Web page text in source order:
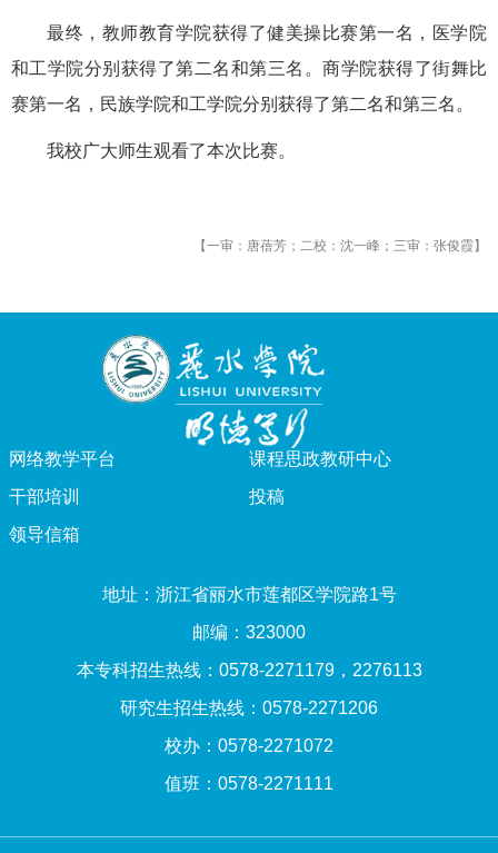
最终，教师教育学院获得了健美操比赛第一名，医学院
和工学院分别获得了第二名和第三名。商学院获得了街舞比
赛第一名，民族学院和工学院分别获得了第二名和第三名。
我校广大师生观看了本次比赛。
【一审：唐蓓芳；二校：沈一峰；三审：张俊霞】
网络教学平台
课程思政教研中心
干部培训
投稿
领导信箱
地址：浙江省丽水市莲都区学院路1号
邮编：323000
本专科招生热线：0578-2271179，2276113
研究生招生热线：0578-2271206
校办：0578-2271072
值班：0578-2271111